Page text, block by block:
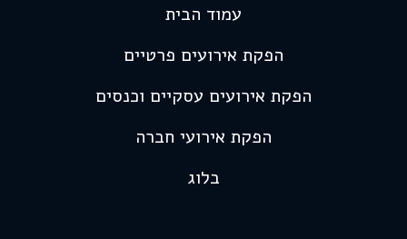
עמוד הבית
הפקת אירועים פרטיים
הפקת אירועים עסקיים וכנסים
הפקת אירועי חברה
בלוג